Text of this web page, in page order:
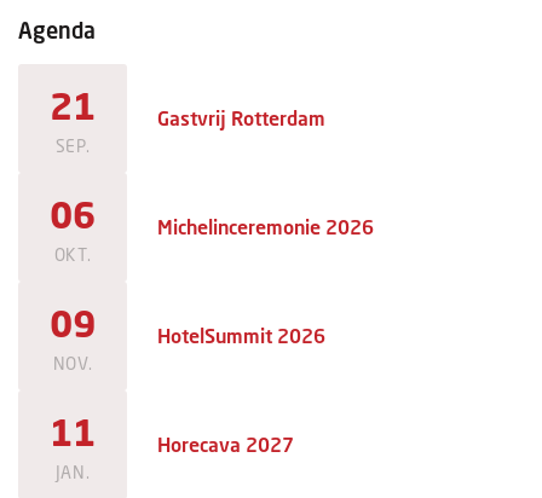
Agenda
21
SEP.
Gastvrij Rotterdam
06
OKT.
Michelinceremonie 2026
09
NOV.
HotelSummit 2026
11
JAN.
Horecava 2027